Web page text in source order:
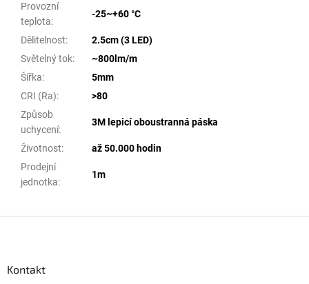
Provozní
teplota:
-25~+60 °C
Dělitelnost:
2.5cm (3 LED)
Světelný tok:
~800lm/m
Šířka:
5mm
CRI (Ra):
>80
Způsob
uchycení:
3M lepicí oboustranná páska
Životnost:
až 50.000 hodin
Prodejní
jednotka:
1m
Kontakt